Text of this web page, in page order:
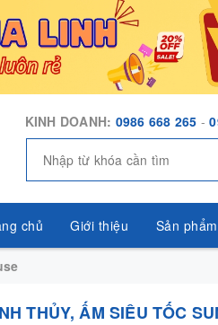
KINH DOANH: 0986 668 265 -
chủ Giới thiệu Sản phẩm
THỦY, ẤM SIÊU TỐC